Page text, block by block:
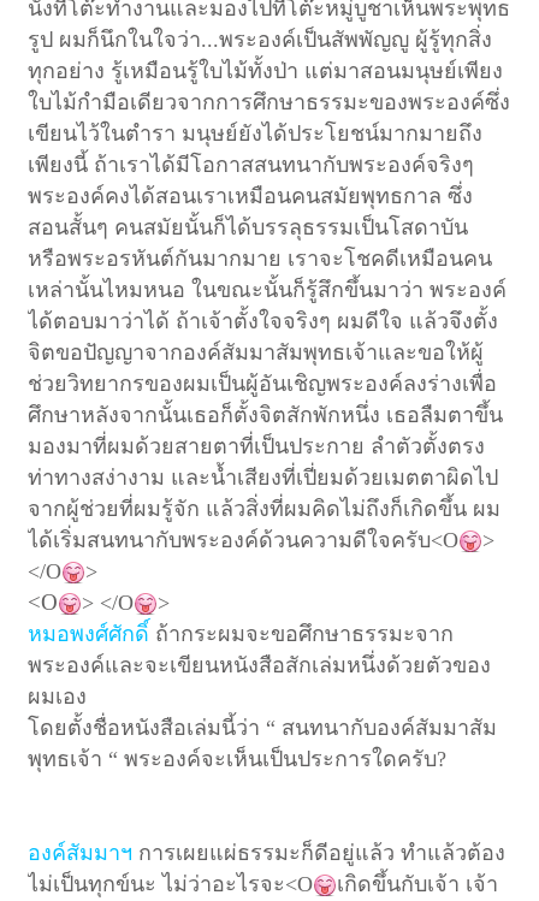
นั่งที่โต๊ะทำงานและมองไปที่โต๊ะหมู่บูชาเห็นพระพุทธ
รูป ผมก็นึกในใจว่า...พระองค์เป็นสัพพัญญู ผู้รู้ทุกสิ่ง
ทุกอย่าง รู้เหมือนรู้ใบไม้ทั้งป่า แต่มาสอนมนุษย์เพียง
ใบไม้กำมือเดียวจากการศึกษาธรรมะของพระองค์ซึ่ง
เขียนไว้ในตำรา มนุษย์ยังได้ประโยชน์มากมายถึง
เพียงนี้ ถ้าเราได้มีโอกาสสนทนากับพระองค์จริงๆ
พระองค์คงได้สอนเราเหมือนคนสมัยพุทธกาล ซึ่ง
สอนสั้นๆ คนสมัยนั้นก็ได้บรรลุธรรมเป็นโสดาบัน
หรือพระอรหันต์กันมากมาย เราจะโชคดีเหมือนคน
เหล่านั้นไหมหนอ ในขณะนั้นก็รู้สึกขึ้นมาว่า พระองค์
ได้ตอบมาว่าได้ ถ้าเจ้าตั้งใจจริงๆ ผมดีใจ แล้วจึงตั้ง
จิตขอปัญญาจากองค์สัมมาสัมพุทธเจ้าและขอให้ผู้
ช่วยวิทยากรของผมเป็นผู้อันเชิญพระองค์ลงร่างเพื่อ
ศึกษาหลังจากนั้นเธอก็ตั้งจิตสักพักหนึ่ง เธอลืมตาขึ้น
มองมาที่ผมด้วยสายตาที่เป็นประกาย ลำตัวตั้งตรง
ท่าทางสง่างาม และน้ำเสียงที่เปี่ยมด้วยเมตตาผิดไป
จากผู้ช่วยที่ผมรู้จัก แล้วสิ่งที่ผมคิดไม่ถึงก็เกิดขึ้น ผม
ได้เริ่มสนทนากับพระองค์ด้วนความดีใจครับ<O
>
</O
>
<O > </O
>
หมอพงศ์ศักดิ์ ถ้ากระผมจะขอศึกษาธรรมะจาก
พระองค์และจะเขียนหนังสือสักเล่มหนึ่งด้วยตัวของ
ผมเอง
โดยตั้งชื่อหนังสือเล่มนี้ว่า “ สนทนากับองค์สัมมาสัม
พุทธเจ้า “ พระองค์จะเห็นเป็นประการใดครับ?
องค์สัมมาฯ การเผยแผ่ธรรมะก็ดีอยู่แล้ว ทำแล้วต้อง
ไม่เป็นทุกข์นะ ไม่ว่าอะไรจะ<O
เกิดขึ้นกับเจ้า เจ้า